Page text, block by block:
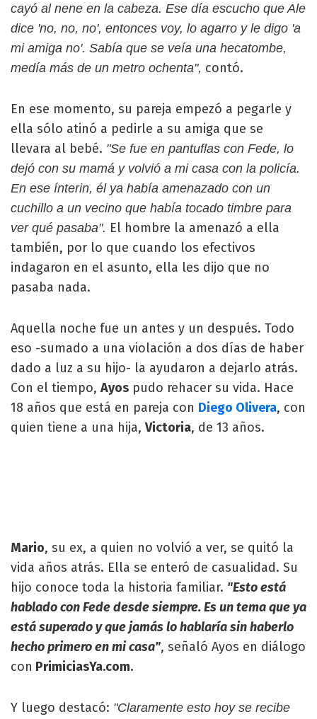
cayó al nene en la cabeza. Ese día escucho que Ale
dice 'no, no, no', entonces voy, lo agarro y le digo 'a
mi amiga no'. Sabía que se veía una hecatombe,
medía más de un metro ochenta", contó.
En ese momento, su pareja empezó a pegarle y
ella sólo atinó a pedirle a su amiga que se
llevara al bebé. "Se fue en pantuflas con Fede, lo
dejó con su mamá y volvió a mi casa con la policía.
En ese ínterin, él ya había amenazado con un
cuchillo a un vecino que había tocado timbre para
ver qué pasaba". El hombre la amenazó a ella
también, por lo que cuando los efectivos
indagaron en el asunto, ella les dijo que no
pasaba nada.
Aquella noche fue un antes y un después. Todo
eso -sumado a una violación a dos días de haber
dado a luz a su hijo- la ayudaron a dejarlo atrás.
Con el tiempo, Ayos pudo rehacer su vida. Hace
18 años que está en pareja con Diego Olivera, con
quien tiene a una hija, Victoria, de 13 años.
Mario, su ex, a quien no volvió a ver, se quitó la
vida años atrás. Ella se enteró de casualidad. Su
hijo conoce toda la historia familiar. "Esto está
hablado con Fede desde siempre. Es un tema que ya
está superado y que jamás lo hablaría sin haberlo
hecho primero en mi casa", señaló Ayos en diálogo
con PrimiciasYa.com.
Y luego destacó: "Claramente esto hoy se recibe